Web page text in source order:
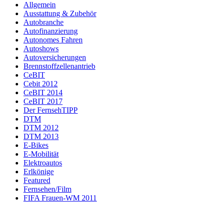
Allgemein
Ausstattung & Zubehör
Autobranche
Autofinanzierung
Autonomes Fahren
Autoshows
Autoversicherungen
Brennstoffzellenantrieb
CeBIT
Cebit 2012
CeBIT 2014
CeBIT 2017
Der FernsehTIPP
DTM
DTM 2012
DTM 2013
E-Bikes
E-Mobilität
Elektroautos
Erlkönige
Featured
Fernsehen/Film
FIFA Frauen-WM 2011